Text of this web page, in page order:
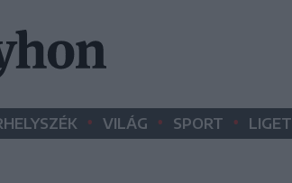
• VILÁG • SPORT • LIGET